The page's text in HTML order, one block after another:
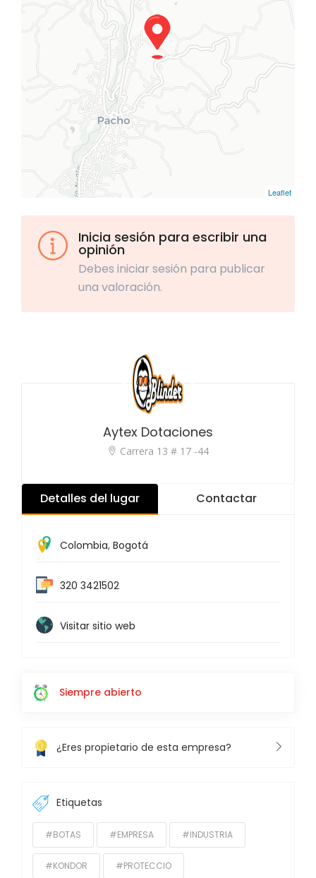
Leaflet
Inicia sesión para escribir una
opinión
Debes iniciar sesión para publicar
una valoración.
Aytex Dotaciones
Carrera 13 # 17 -44
Detalles del lugar Contactar
Colombia, Bogotá
320 3421502
Visitar sitio web
Siempre abierto
¿Eres propietario de esta empresa?
Etiquetas
#BOTAS #EMPRESA #INDUSTRIA
#KONDOR #PROTECCIO